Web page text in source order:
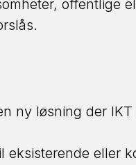
offentlige
ny løsning der
eller